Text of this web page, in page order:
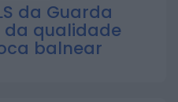
da Guarda
qualidade
balnear